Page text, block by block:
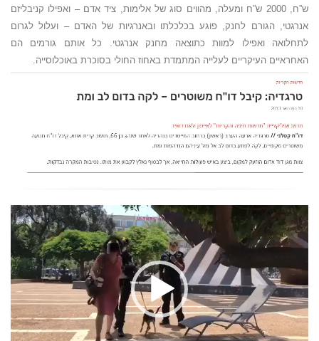
ש”ח, 2000 ש”ח ומעלה, מהווים סוג של אלימות, ציד אדם – ואפילו קניבליזם
אנרגטי, הגורם לחנק, פוגע בכלכלתו ובאנרגיות של האדם – ועלול לגרום
לתחלואה ואפילו למוות כתוצאה מחנק אנרגטי. כל אותם גורמים הם
האחראיים העיקריים לעלייה המתמדת באחוז החולי בסוכרת באוכלוסייה.
נגן
וידאו